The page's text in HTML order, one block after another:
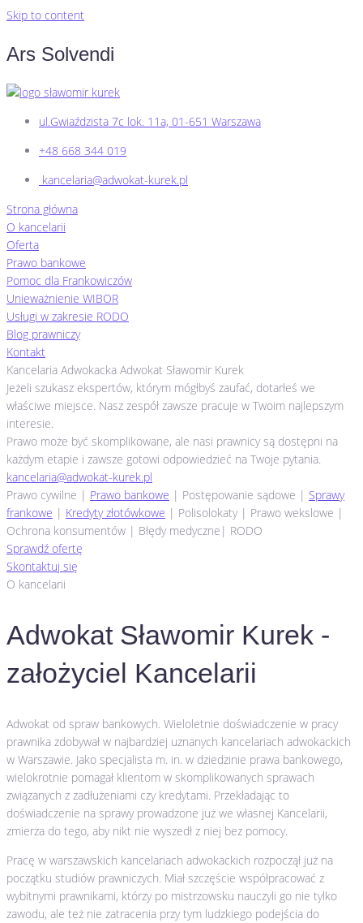
Skip to content
Ars Solvendi
ul.Gwiaździsta 7c lok. 11a, 01-651 Warszawa
+48 668 344 019
kancelaria@adwokat-kurek.pl
Strona główna
O kancelarii
Oferta
Prawo bankowe
Pomoc dla Frankowiczów
Unieważnienie WIBOR
Usługi w zakresie RODO
Blog prawniczy
Kontakt
Kancelaria Adwokacka Adwokat Sławomir Kurek
Jeżeli szukasz ekspertów, którym mógłbyś zaufać, dotarłeś we
właściwe miejsce. Nasz zespół zawsze pracuje w Twoim najlepszym
interesie.
Prawo może być skomplikowane, ale nasi prawnicy są dostępni na
każdym etapie i zawsze gotowi odpowiedzieć na Twoje pytania.
kancelaria@adwokat-kurek.pl
Prawo cywilne | Prawo bankowe | Postępowanie sądowe | Sprawy
frankowe | Kredyty złotówkowe | Polisolokaty | Prawo wekslowe |
Ochrona konsumentów | Błędy medyczne| RODO
Sprawdź ofertę
Skontaktuj się
O kancelarii
Adwokat Sławomir Kurek -
założyciel Kancelarii
Adwokat od spraw bankowych. Wieloletnie doświadczenie w pracy
prawnika zdobywał w najbardziej uznanych kancelariach adwokackich
w Warszawie. Jako specjalista m. in. w dziedzinie prawa bankowego,
wielokrotnie pomagał klientom w skomplikowanych sprawach
związanych z zadłużeniami czy kredytami. Przekładając to
doświadczenie na sprawy prowadzone już we własnej Kancelarii,
zmierza do tego, aby nikt nie wyszedł z niej bez pomocy.
Pracę w warszawskich kancelariach adwokackich rozpoczął już na
początku studiów prawniczych. Miał szczęście współpracować z
wybitnymi prawnikami, którzy po mistrzowsku nauczyli go nie tylko
zawodu, ale też nie zatracenia przy tym ludzkiego podejścia do